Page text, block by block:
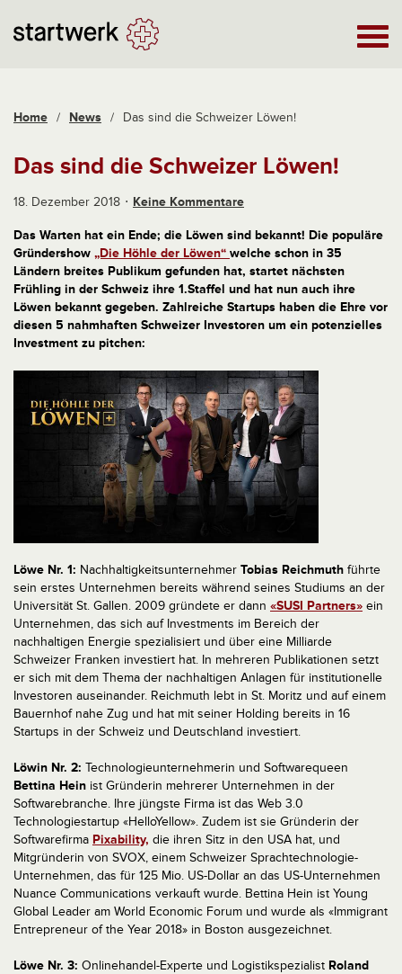
Home / News / Das sind die Schweizer Löwen!
Das sind die Schweizer Löwen!
18. Dezember 2018 Keine Kommentare
Das Warten hat ein Ende; die Löwen sind bekannt! Die populäre
Gründershow „Die Höhle der Löwen“ welche schon in 35
Ländern breites Publikum gefunden hat, startet nächsten
Frühling in der Schweiz ihre 1.Staffel und hat nun auch ihre
Löwen bekannt gegeben. Zahlreiche Startups haben die Ehre vor
diesen 5 nahmhaften Schweizer Investoren um ein potenzielles
Investment zu pitchen:
Löwe Nr. 1: Nachhaltigkeitsunternehmer Tobias Reichmuth führte
sein erstes Unternehmen bereits während seines Studiums an der
Universität St. Gallen. 2009 gründete er dann «SUSI Partners» ein
Unternehmen, das sich auf Investments im Bereich der
nachhaltigen Energie spezialisiert und über eine Milliarde
Schweizer Franken investiert hat. In mehreren Publikationen setzt
er sich mit dem Thema der nachhaltigen Anlagen für institutionelle
Investoren auseinander. Reichmuth lebt in St. Moritz und auf einem
Bauernhof nahe Zug und hat mit seiner Holding bereits in 16
Startups in der Schweiz und Deutschland investiert.
Löwin Nr. 2: Technologieunternehmerin und Softwarequeen
Bettina Hein ist Gründerin mehrerer Unternehmen in der
Softwarebranche. Ihre jüngste Firma ist das Web 3.0
Technologiestartup «HelloYellow». Zudem ist sie Gründerin der
Softwarefirma Pixability, die ihren Sitz in den USA hat, und
Mitgründerin von SVOX, einem Schweizer Sprachtechnologie-
Unternehmen, das für 125 Mio. US-Dollar an das US-Unternehmen
Nuance Communications verkauft wurde. Bettina Hein ist Young
Global Leader am World Economic Forum und wurde als «Immigrant
Entrepreneur of the Year 2018» in Boston ausgezeichnet.
Löwe Nr. 3: Onlinehandel-Experte und Logistikspezialist Roland